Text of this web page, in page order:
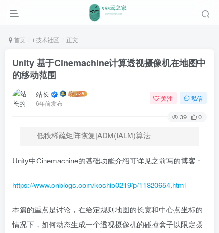
首页 it技术社区 正文
Unity 基于Cinemachine计算透视摄像机在地图中
的移动范围
站长
6年前发布
关注 私信
39 0
低秩稀疏矩阵恢复|ADM(IALM)算法
Unity中Cinemachine的基础功能介绍可详见之前写的博客：
https://www.cnblogs.com/koshio0219/p/11820654.html
本篇的重点是讨论，在给定规则地图的长宽和中心点坐标的
情况下，如何动态生成一个透视摄像机的碰撞盒子以限定摄